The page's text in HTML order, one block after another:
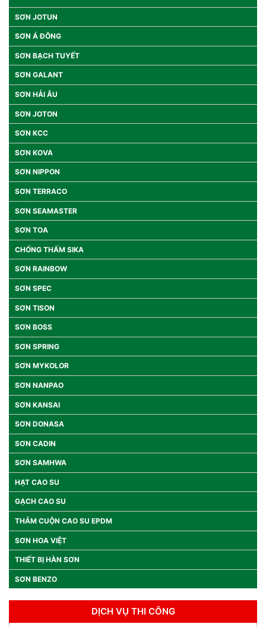
SƠN JOTUN
SƠN Á ĐÔNG
SƠN BẠCH TUYẾT
SƠN GALANT
SƠN HẢI ÂU
SƠN JOTON
SƠN KCC
SƠN KOVA
SƠN NIPPON
SƠN TERRACO
SƠN SEAMASTER
SƠN TOA
CHỐNG THẤM SIKA
SƠN RAINBOW
SƠN SPEC
SƠN TISON
SƠN BOSS
SƠN SPRING
SƠN MYKOLOR
SƠN NANPAO
SƠN KANSAI
SƠN DONASA
SƠN CADIN
SƠN SAMHWA
HẠT CAO SU
GẠCH CAO SU
THẢM CUỘN CAO SU EPDM
SƠN HOA VIỆT
THIẾT BỊ HÀN SƠN
SƠN BENZO
DỊCH VỤ THI CÔNG